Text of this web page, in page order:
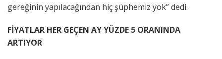
gereğinin yapılacağından hiç şüphemiz yok” dedi.
FİYATLAR HER GEÇEN AY YÜZDE 5 ORANINDA
ARTIYOR